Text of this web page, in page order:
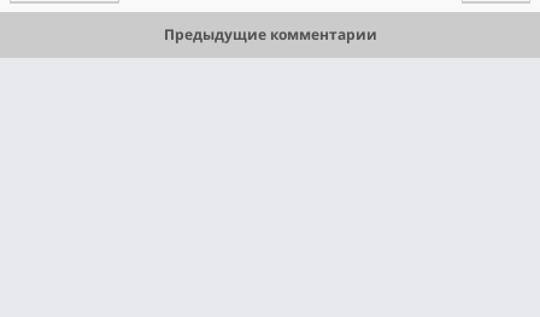
Предыдущие комментарии